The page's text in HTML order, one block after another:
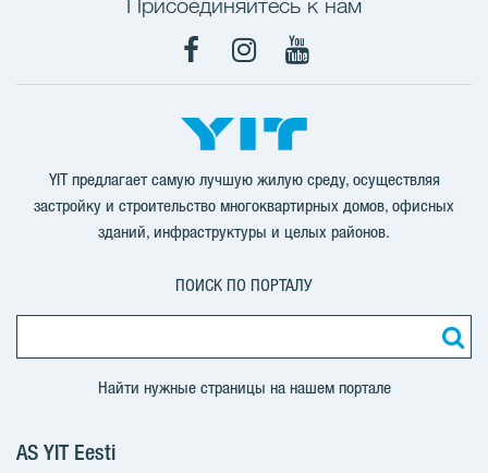
Присоединяйтесь к нам
FacebookInstagram
YouTube
YIT предлагает самую лучшую жилую среду, осуществляя
застройку и строительство многоквартирных домов, офисных
зданий, инфраструктуры и целых районов.
ПОИСК ПО ПОРТАЛУ
Найти нужные страницы на нашем портале
AS YIT Eesti